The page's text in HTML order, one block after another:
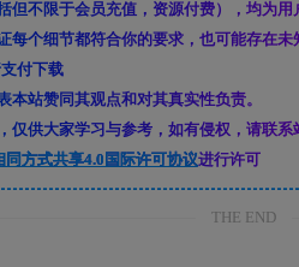
但不限于会员充值，资源付费），均为
每个细节都符合你的要求，也可能存在
付下载
站赞同其观点和对其真实性负责。
供大家学习与参考，如有侵权，请联系
方式共享4.0国际许可协议进行许可
THE END